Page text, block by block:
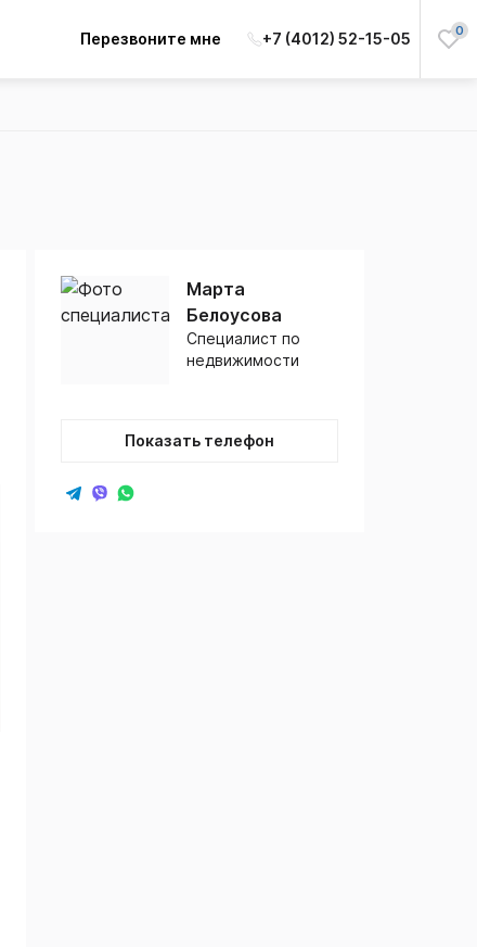
Перезвоните мне +7 (4012) 52-15-05 0
Марта
Белоусова
Специалист по
недвижимости
Показать телефон